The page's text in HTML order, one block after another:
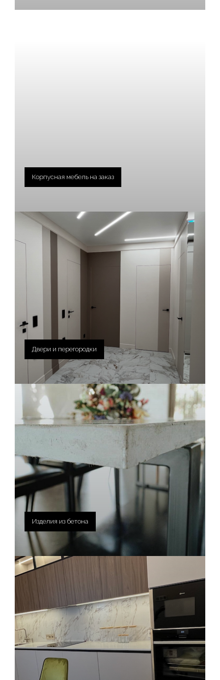
Корпусная мебель на заказ
Двери и перегородки
Изделия из бетона